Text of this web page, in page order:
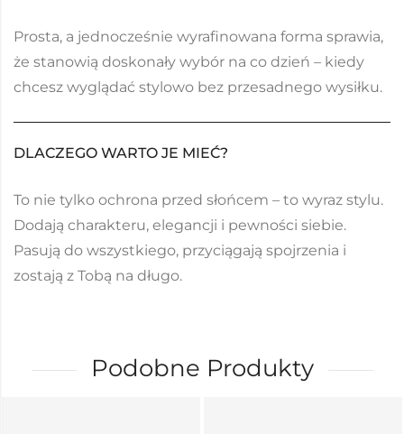
Prosta, a jednocześnie wyrafinowana forma sprawia,
że stanowią doskonały wybór na co dzień – kiedy
chcesz wyglądać stylowo bez przesadnego wysiłku.
DLACZEGO WARTO JE MIEĆ?
To nie tylko ochrona przed słońcem – to wyraz stylu.
Dodają charakteru, elegancji i pewności siebie.
Pasują do wszystkiego, przyciągają spojrzenia i
zostają z Tobą na długo.
Podobne Produkty